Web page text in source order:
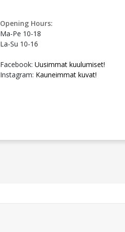
Opening Hours:
Ma-Pe 10-18
La-Su 10-16
Facebook: Uusimmat kuulumiset!
Instagram: Kauneimmat kuvat!